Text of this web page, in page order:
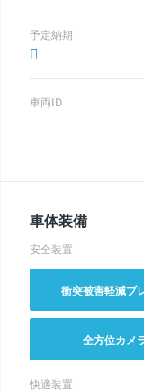
予定納期
車両ID
車体装備
安全装置
衝突被害軽減ブ
全方位カメ
快適装置